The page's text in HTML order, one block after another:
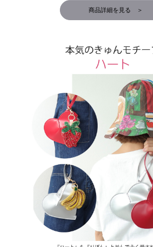
商品詳細を見る ＞